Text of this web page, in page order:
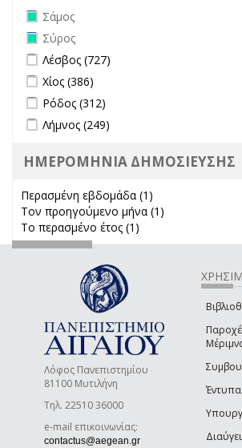
Remove Σάμος filter
Σάμος
Remove Σύρος filter
Σύρος
Apply Λέσβος filter
Λέσβος (727)
Apply Χίος filter
Χίος (386)
Apply Ρόδος filter
Ρόδος (312)
Apply Λήμνος filter
Λήμνος (249)
ΗΜΕΡΟΜΗΝΙΑ ΔΗΜΟΣΙΕΥΣΗΣ
Περασμένη εβδομάδα (1)
Τον προηγούμενο μήνα (1)
Το περασμένο έτος (1)
Λόφος Πανεπιστημίου
81100 Μυτιλήνη
Τηλ. 22510 36000
e-mail επικοινωνίας:
contactus@aegean.gr (link sends e-mail)
Έντυπα